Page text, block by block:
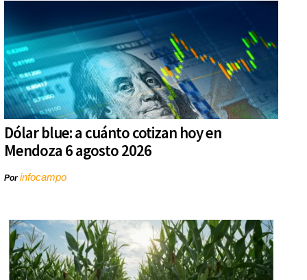
Dólar blue: a cuánto cotizan hoy en
Mendoza 6 agosto 2026
Porinfocampo